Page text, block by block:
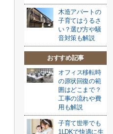
木造アパートの
子育てはうるさ
い？選び方や騒
音対策も解説
おすすめ記事
オフィス移転時
の原状回復の範
囲はどこまで？
工事の流れや費
用も解説
子育て世帯でも
1LDKで快適に生